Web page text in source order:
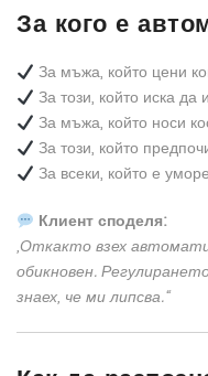
За кого е
За мъжа, който цени
За този, който иска
За мъжа, който носи
За този, който
За всеки, който е
Клиент споделя:
„Откакто взех
обикновен.
знаех, че ми липсва.“